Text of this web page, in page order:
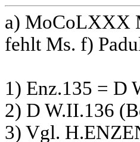
a) MoCoLXXX
fehlt Ms. f)
1) Enz.135 = D
2) D W.II.136
3) Vgl.